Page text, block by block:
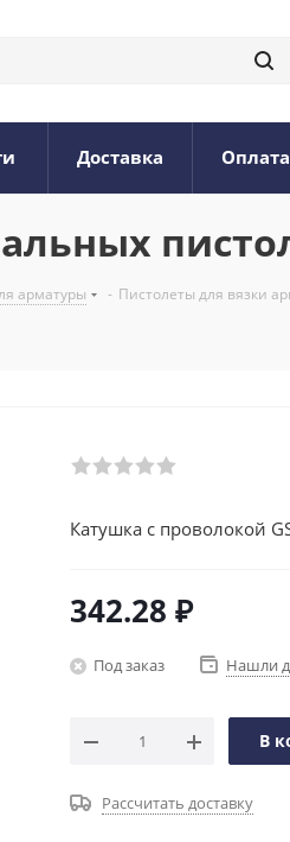
Доставка Оплата
арматуры - Пистолеты для вязки
Катушка с проволокой
342.28 ₽
Под заказ Нашли
В
Рассчитать доставку